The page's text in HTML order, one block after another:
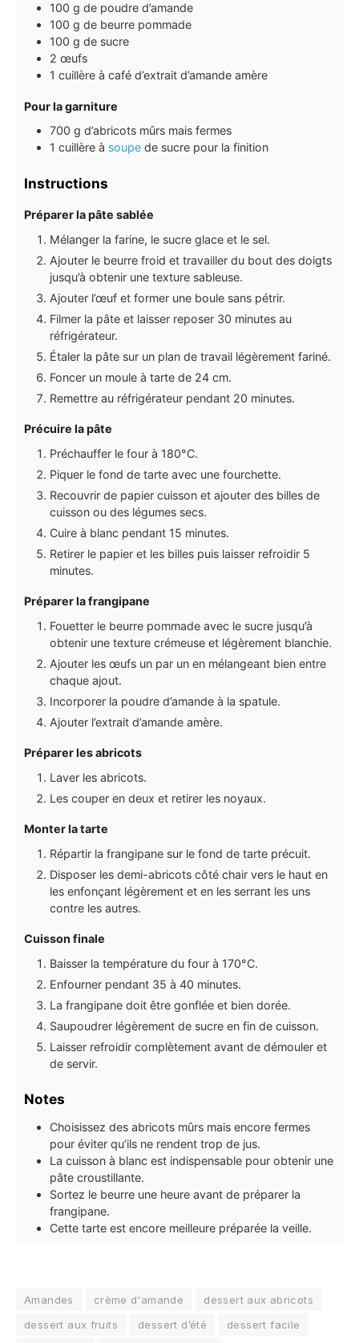
100 g de poudre d’amande
100 g de beurre pommade
100 g de sucre
2 œufs
1 cuillère à café d’extrait d’amande amère
Pour la garniture
700 g d’abricots mûrs mais fermes
1 cuillère à soupe de sucre pour la finition
Instructions
Préparer la pâte sablée
Mélanger la farine, le sucre glace et le sel.
Ajouter le beurre froid et travailler du bout des doigts
jusqu’à obtenir une texture sableuse.
Ajouter l’œuf et former une boule sans pétrir.
Filmer la pâte et laisser reposer 30 minutes au
réfrigérateur.
Étaler la pâte sur un plan de travail légèrement fariné.
Foncer un moule à tarte de 24 cm.
Remettre au réfrigérateur pendant 20 minutes.
Précuire la pâte
Préchauffer le four à 180°C.
Piquer le fond de tarte avec une fourchette.
Recouvrir de papier cuisson et ajouter des billes de
cuisson ou des légumes secs.
Cuire à blanc pendant 15 minutes.
Retirer le papier et les billes puis laisser refroidir 5
minutes.
Préparer la frangipane
Fouetter le beurre pommade avec le sucre jusqu’à
obtenir une texture crémeuse et légèrement blanchie.
Ajouter les œufs un par un en mélangeant bien entre
chaque ajout.
Incorporer la poudre d’amande à la spatule.
Ajouter l’extrait d’amande amère.
Préparer les abricots
Laver les abricots.
Les couper en deux et retirer les noyaux.
Monter la tarte
Répartir la frangipane sur le fond de tarte précuit.
Disposer les demi-abricots côté chair vers le haut en
les enfonçant légèrement et en les serrant les uns
contre les autres.
Cuisson finale
Baisser la température du four à 170°C.
Enfourner pendant 35 à 40 minutes.
La frangipane doit être gonflée et bien dorée.
Saupoudrer légèrement de sucre en fin de cuisson.
Laisser refroidir complètement avant de démouler et
de servir.
Notes
Choisissez des abricots mûrs mais encore fermes
pour éviter qu’ils ne rendent trop de jus.
La cuisson à blanc est indispensable pour obtenir une
pâte croustillante.
Sortez le beurre une heure avant de préparer la
frangipane.
Cette tarte est encore meilleure préparée la veille.
Amandes crème d'amande
dessert aux abricots
dessert aux fruits
dessert d’été dessert facile